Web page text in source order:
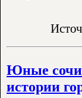
Юные
истории